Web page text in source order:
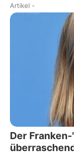
Artikel -
Der